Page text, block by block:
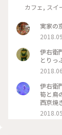
カフェ, スイ
実家の
伊右衛
とりっ
伊右衛
筍と鳥
西京焼
くいた
本当に